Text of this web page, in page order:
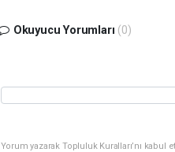
Okuyucu Yorumları (0)
Yorum yazarak Topluluk Kuralları’nı